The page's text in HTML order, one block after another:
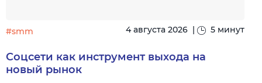
#smm 4 августа 2026 | 5 минут
Соцсети как инструмент выхода на
новый рынок